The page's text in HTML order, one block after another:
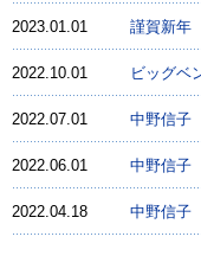
2023.01.01 謹賀新年
2022.10.01 ビッグベ
2022.07.01 中野信子
2022.06.01 中野信子
2022.04.18 中野信子